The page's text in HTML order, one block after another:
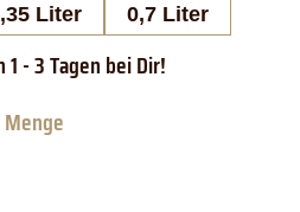
Liter 0,7 Liter